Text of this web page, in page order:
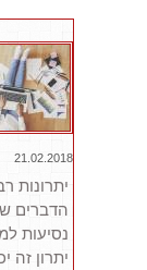
21.02.2018
יתרונות
הדברים
נסיעות
יתרון זה